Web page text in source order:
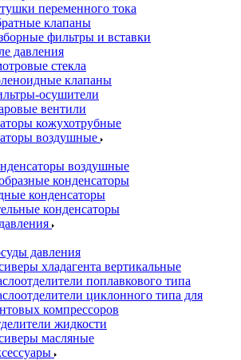
переменного тока
клапаны
фильтры и вставки
давления
стекла
клапаны
осушители
вентили
кожухотрубные
воздушные
воздушные
конденсаторы
конденсаторы
конденсаторы
давления
хладагента вертикальные
поплавкового типа
циклонного типа для
компрессоров
жидкости
масляные